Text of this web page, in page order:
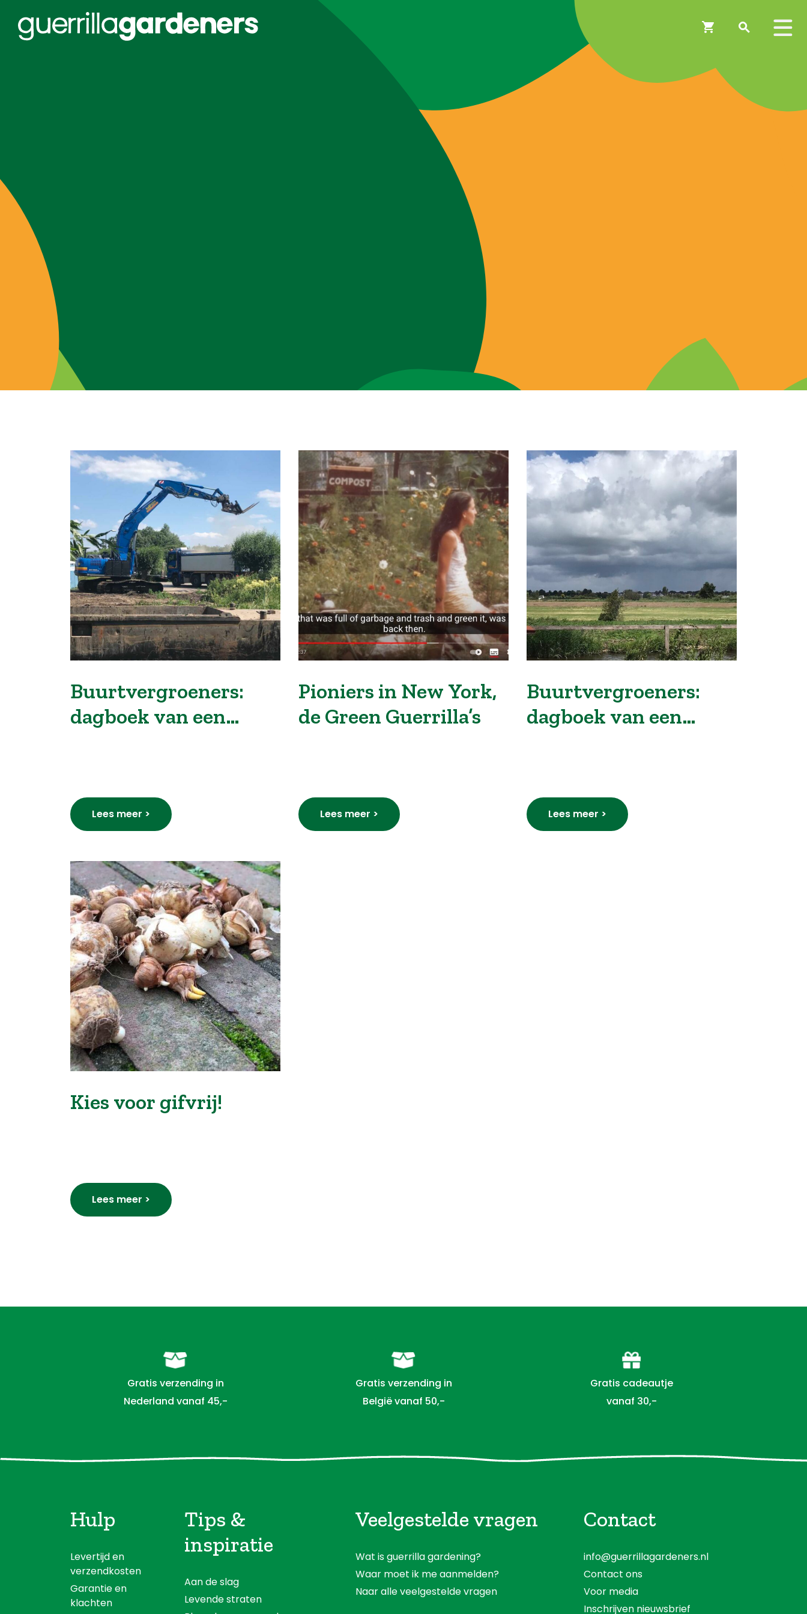
Workshops
Tips & Inspiratie
Buurtvergroeners:
dagboek van een
Lees meer >
Pioniers in New York,
de Green Guerrilla’s
Lees meer >
Buurtvergroeners:
dagboek van een
Lees meer >
Kies voor gifvrij!
Lees meer >
Gratis verzending in
Nederland vanaf 45,-
Gratis verzending in
België vanaf 50,-
Gratis cadeautje
vanaf 30,-
Hulp
Levertijd en
verzendkosten
Garantie en
klachten
Tips &
inspiratie
Aan de slag
Levende straten
Veelgestelde vragen
Wat is guerrilla gardening?
Waar moet ik me aanmelden?
Naar alle veelgestelde vragen
Contact
info@guerrillagardeners.nl
Contact ons
Voor media
Inschrijven nieuwsbrief